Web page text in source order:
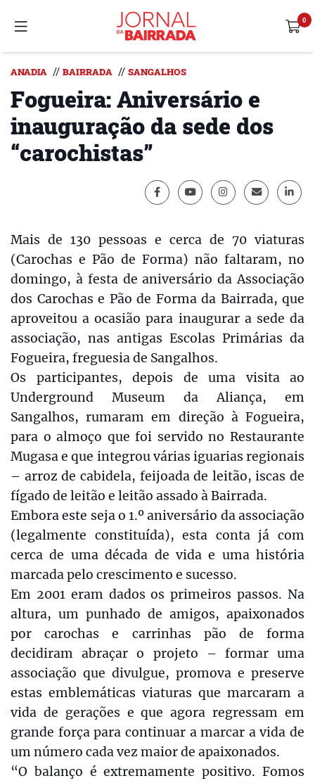
ANADIA // BAIRRADA // SANGALHOS
Fogueira: Aniversário e
inauguração da sede dos
“carochistas”
Mais de 130 pessoas e cerca de 70 viaturas
(Carochas e Pão de Forma) não faltaram, no
domingo, à festa de aniversário da Associação
dos Carochas e Pão de Forma da Bairrada, que
aproveitou a ocasião para inaugurar a sede da
associação, nas antigas Escolas Primárias da
Fogueira, freguesia de Sangalhos.
Os participantes, depois de uma visita ao
Underground Museum da Aliança, em
Sangalhos, rumaram em direção à Fogueira,
para o almoço que foi servido no Restaurante
Mugasa e que integrou várias iguarias regionais
– arroz de cabidela, feijoada de leitão, iscas de
fígado de leitão e leitão assado à Bairrada.
Embora este seja o 1.º aniversário da associação
(legalmente constituída), esta conta já com
cerca de uma década de vida e uma história
marcada pelo crescimento e sucesso.
Em 2001 eram dados os primeiros passos. Na
altura, um punhado de amigos, apaixonados
por carochas e carrinhas pão de forma
decidiram abraçar o projeto – formar uma
associação que divulgue, promova e preserve
estas emblemáticas viaturas que marcaram a
vida de gerações e que agora regressam em
grande força para continuar a marcar a vida de
um número cada vez maior de apaixonados.
“O balanço é extremamente positivo. Fomos